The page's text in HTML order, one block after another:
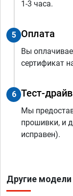
1-3 часа.
5 Оплата
Вы
сертификат
6 Тест-драйв
Мы
прошивки, и
исправен).
Другие